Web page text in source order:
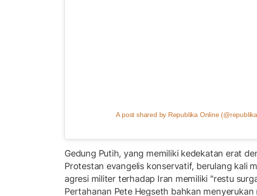
A post shared by Republika Online
Gedung Putih, yang memiliki kedekatan erat
Protestan evangelis konservatif, berulang kali
agresi militer terhadap Iran memiliki "restu
Pertahanan Pete Hegseth bahkan menyerukan